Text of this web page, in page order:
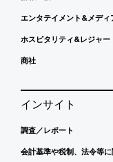
エンタテイメント&メディ
ホスピタリティ&レジャー
商社
インサイト
調査／レポート
会計基準や税制、法令等